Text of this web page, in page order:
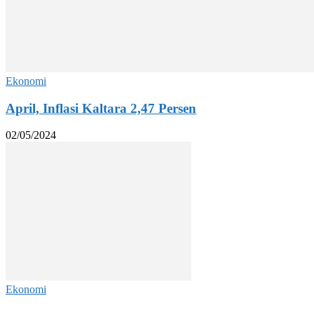
Ekonomi
April, Inflasi Kaltara 2,47 Persen
02/05/2024
Ekonomi